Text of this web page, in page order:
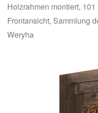
Holzrahmen montiert,
Frontansicht, Sammlung
Weryha